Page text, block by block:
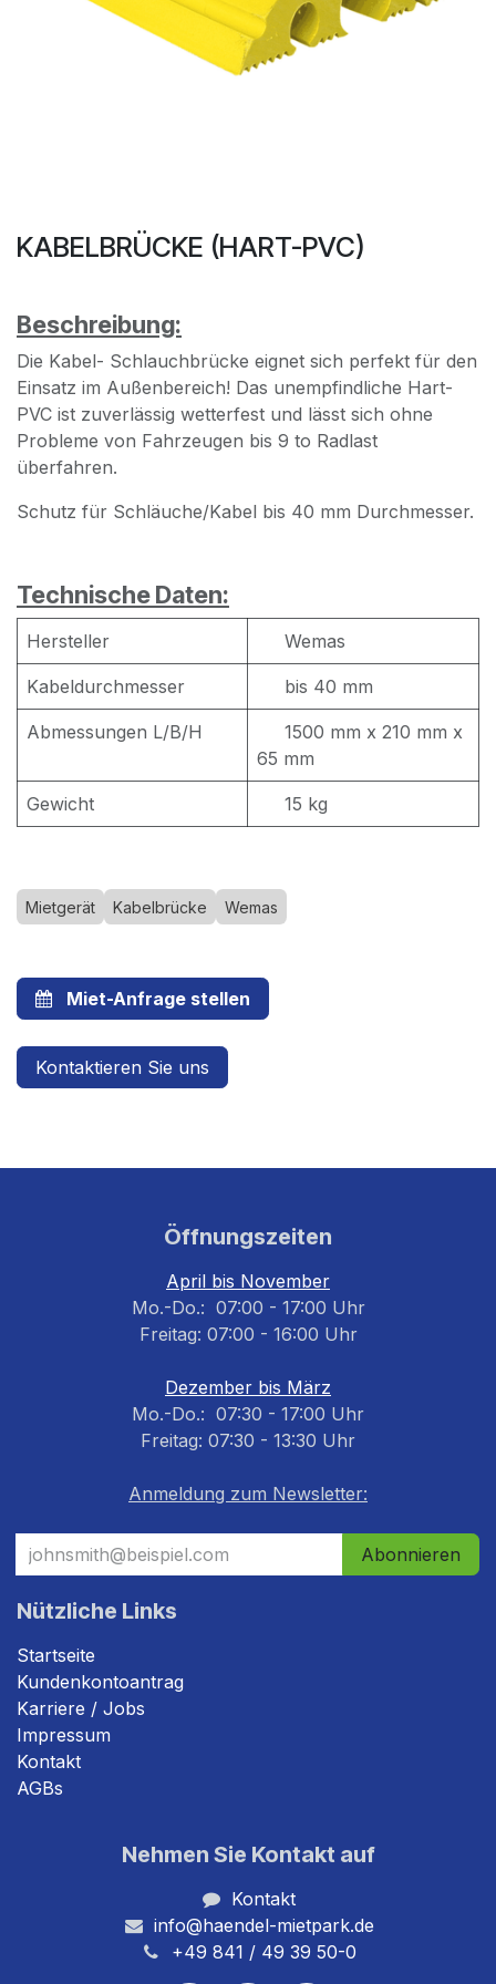
KABELBRÜCKE (HART-PVC)
Beschreibung:
Die Kabel- Schlauchbrücke eignet sich perfekt für den
Einsatz im Außenbereich! Das unempfindliche Hart-
PVC ist zuverlässig wetterfest und lässt sich ohne
Probleme von Fahrzeugen bis 9 to Radlast
überfahren.
Schutz für Schläuche/Kabel bis 40 mm Durchmesser.
Technische Daten:
Hersteller Wemas
Kabeldurchmesser bis 40 mm
Abmessungen L/B/H
1500 mm x 210 mm x
65 mm
Gewicht 15 kg
Mietgerät Kabelbrücke Wemas
Miet-Anfrage stellen
Kontaktieren Sie uns
Öffnungszeiten
April bis November
Mo.-Do.: 07:00 - 17:00 Uhr
Freitag: 07:00 - 16:00 Uhr
Dezember bis März
Mo.-Do.: 07:30 - 17:00 Uhr
Freitag: 07:30 - 13:30 Uhr
Anmeldung zum Newsletter:
Abonnieren
Nützliche Links
Startseite
Kundenkontoantrag
Karriere / Jobs
Impressum
Kontakt
AGBs
Nehmen Sie Kontakt auf
Kontakt
info@haendel-mietpark.de
+49 841 / 49 39 50-0